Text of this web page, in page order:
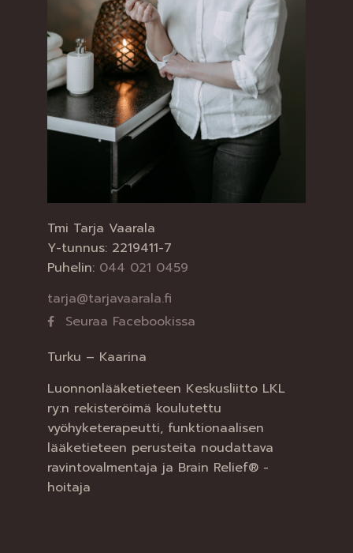
Tmi Tarja Vaarala
Y-tunnus: 2219411-7
Puhelin: 044 021 0459
tarja@tarjavaarala.fi
Seuraa Facebookissa
Turku – Kaarina
Luonnonlääketieteen Keskusliitto LKL
ry:n rekisteröimä koulutettu
vyöhyketerapeutti, funktionaalisen
lääketieteen perusteita noudattava
ravintovalmentaja ja Brain Relief® -
hoitaja